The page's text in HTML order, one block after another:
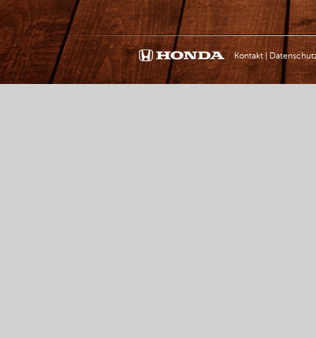
Kontakt|